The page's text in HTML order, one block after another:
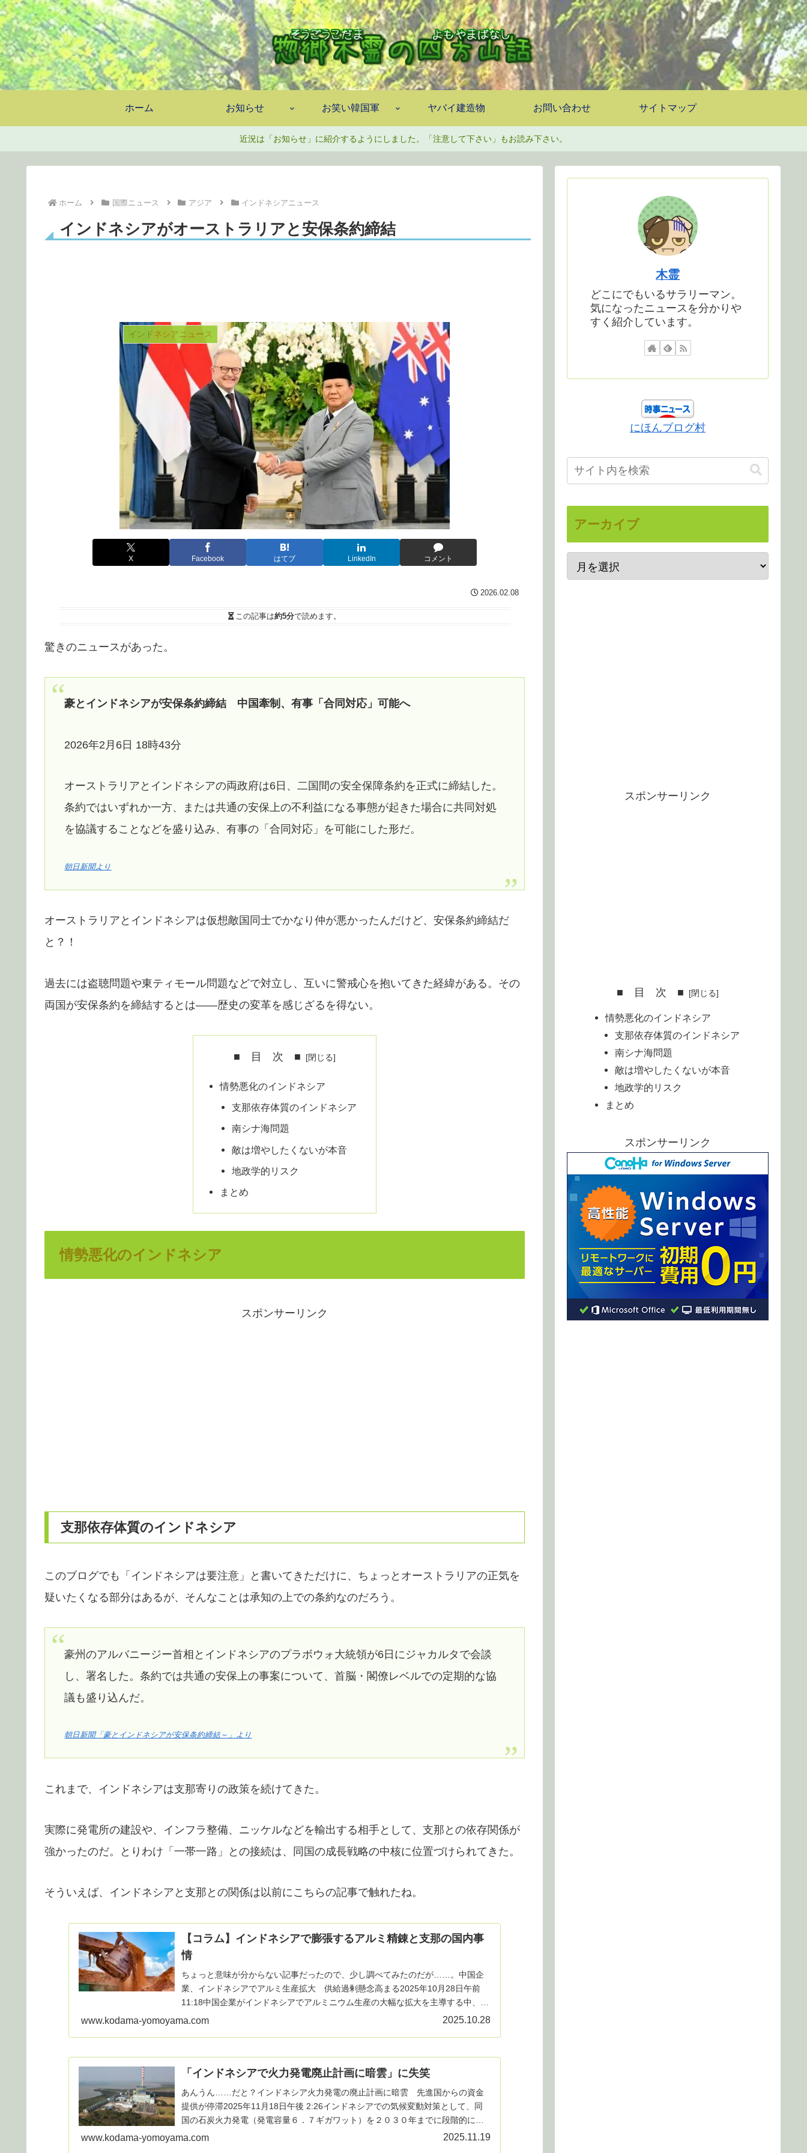
ホーム お知らせ お笑い韓国軍 ヤバイ建造物 お問い合わせ サイトマップ
近況は「お知らせ」に紹介するようにしました。「注意して下さい」もお読み下さい。
ホーム 国際ニュース アジア インドネシアニュース
インドネシアがオーストラリアと安保条約締結
インドネシアニュース
X Facebook はてブ LinkedIn コメント
2026.02.08
この記事は約5分で読めます。
驚きのニュースがあった。
豪とインドネシアが安保条約締結 中国牽制、有事「合同対応」可能へ
2026年2月6日 18時43分
オーストラリアとインドネシアの両政府は6日、二国間の安全保障条約を正式に締結した。
条約ではいずれか一方、または共通の安保上の不利益になる事態が起きた場合に共同対処
を協議することなどを盛り込み、有事の「合同対応」を可能にした形だ。
朝日新聞より
オーストラリアとインドネシアは仮想敵国同士でかなり仲が悪かったんだけど、安保条約締結だ
と？！
過去には盗聴問題や東ティモール問題などで対立し、互いに警戒心を抱いてきた経緯がある。その
両国が安保条約を締結するとは――歴史の変革を感じざるを得ない。
■ 目 次 ■
情勢悪化のインドネシア
支那依存体質のインドネシア
南シナ海問題
敵は増やしたくないが本音
地政学的リスク
まとめ
情勢悪化のインドネシア
スポンサーリンク
支那依存体質のインドネシア
このブログでも「インドネシアは要注意」と書いてきただけに、ちょっとオーストラリアの正気を
疑いたくなる部分はあるが、そんなことは承知の上での条約なのだろう。
豪州のアルバニージー首相とインドネシアのプラボウォ大統領が6日にジャカルタで会談
し、署名した。条約では共通の安保上の事案について、首脳・閣僚レベルでの定期的な協
議も盛り込んだ。
朝日新聞「豪とインドネシアが安保条約締結～」より
これまで、インドネシアは支那寄りの政策を続けてきた。
実際に発電所の建設や、インフラ整備、ニッケルなどを輸出する相手として、支那との依存関係が
強かったのだ。とりわけ「一帯一路」との接続は、同国の成長戦略の中核に位置づけられてきた。
そういえば、インドネシアと支那との関係は以前にこちらの記事で触れたね。
【コラム】インドネシアで膨張するアルミ精錬と支那の国内事
情
ちょっと意味が分からない記事だったので、少し調べてみたのだが……。中国企
業、インドネシアでアルミ生産拡大 供給過剰懸念高まる2025年10月28日午前
11:18中国企業がインドネシアでアルミニウム生産の大幅な拡大を主導する中、来
年は世界の...
www.kodama-yomoyama.com 2025.10.28
「インドネシアで火力発電廃止計画に暗雲」に失笑
あんうん……だと？インドネシア火力発電の廃止計画に暗雲 先進国からの資金
提供が停滞2025年11月18日午後 2:26インドネシアでの気候変動対策として、同
国の石炭火力発電（発電容量６．７ギガワット）を２０３０年までに段階的に廃
止する計画に...
www.kodama-yomoyama.com 2025.11.19
木霊
どこにでもいるサラリーマン。
気になったニュースを分かりや
すく紹介しています。
にほんブログ村
アーカイブ
スポンサーリンク
■ 目 次 ■
情勢悪化のインドネシア
支那依存体質のインドネシア
南シナ海問題
敵は増やしたくないが本音
地政学的リスク
まとめ
スポンサーリンク